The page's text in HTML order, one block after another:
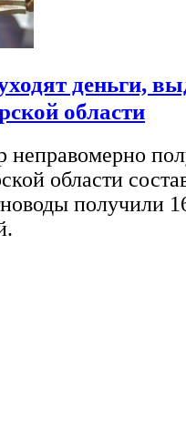
деньги,
области
неправомерно
области
получили